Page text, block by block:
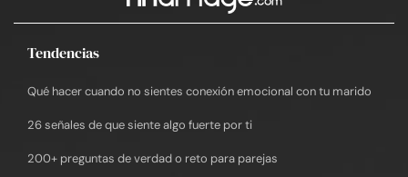
Tendencias
Qué hacer cuando no sientes conexión emocional con tu marido
26 señales de que siente algo fuerte por ti
200+ preguntas de verdad o reto para parejas